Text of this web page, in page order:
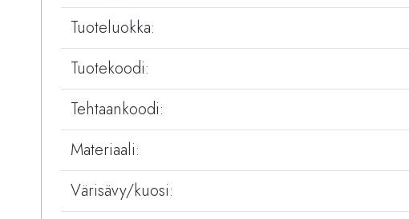
Tuoteluokka:
Tuotekoodi:
Tehtaankoodi:
Materiaali:
Värisävy/kuosi: